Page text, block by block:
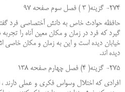
274- گزینه( 3 ) فصل سوم صفحه 97
حافظه حوادث خاص به دانش آختصاصی فرد
گیرد که فرد در زمان و مکان معین آناه را
خیابان دیده است و این به زمان و مکان خاصی
دیده اند.
275- گزینه( 4) فصل چهارم صفحه 138
افرادی که اختلال وسواس فکری و عملی دارند